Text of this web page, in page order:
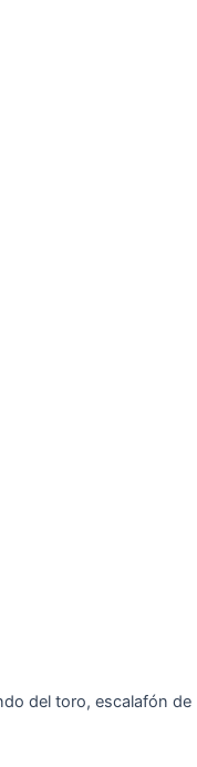
del toro, escalafón de